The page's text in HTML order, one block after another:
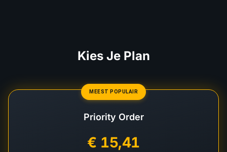
Kies Je Plan
MEEST POPULAIR
Priority Order
€ 15,41